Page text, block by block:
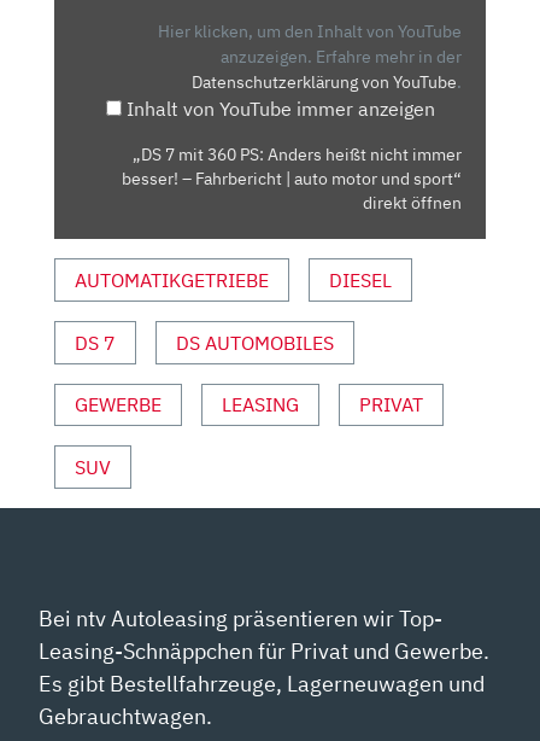
ICHT I
ESSER! –
A
UTO M
OTOR U
ND S
ON Y
OUTUBE A
NZEIGEN
Hier klicken, um den Inhalt von YouTube
anzuzeigen. Erfahre mehr in der
Datenschutzerklärung von YouTube.
Inhalt von YouTube immer anzeigen
„DS 7 mit 360 PS: Anders heißt nicht immer
besser! – Fahrbericht | auto motor und sport“
direkt öffnen
AUTOMATIKGETRIEBE DIESEL
DS 7 DS AUTOMOBILES
GEWERBE LEASING PRIVAT
SUV
Bei ntv Autoleasing präsentieren wir Top-
Leasing-Schnäppchen für Privat und Gewerbe.
Es gibt Bestellfahrzeuge, Lagerneuwagen und
Gebrauchtwagen.